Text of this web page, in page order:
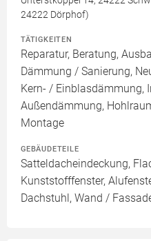
24222 Dörphof)
TÄTIGKEITEN
Reparatur, Beratung,
Dämmung / Sanierung,
Kern- / Einblasdämmung,
Außendämmung,
Montage
GEBÄUDETEILE
Satteldacheindeckung,
Kunststofffenster,
Dachstuhl, Wand /